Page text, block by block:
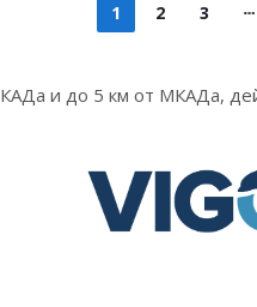
1 2 3
и до 5 км от МКАДа,